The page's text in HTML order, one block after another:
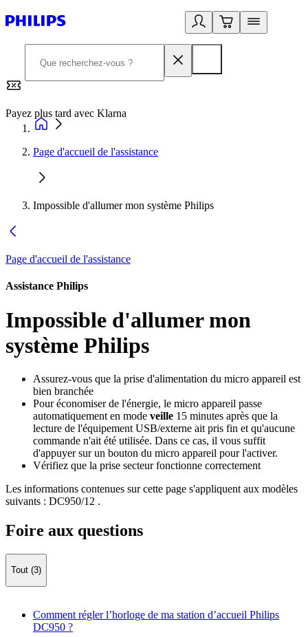
Payez plus tard avec Klarna
Page d'accueil de l'assistance
Impossible d'allumer mon système Philips
Page d'accueil de l'assistance
Assistance Philips
Impossible d'allumer mon
système Philips
Assurez-vous que la prise d'alimentation du micro appareil est
bien branchée
Pour économiser de l'énergie, le micro appareil passe
automatiquement en mode veille 15 minutes après que la
lecture de l'équipement USB/externe ait pris fin et qu'aucune
commande n'ait été utilisée. Dans ce cas, il vous suffit
d'appuyer sur un bouton du micro appareil pour l'activer.
Vérifiez que la prise secteur fonctionne correctement
Les informations contenues sur cette page s'appliquent aux modèles
suivants : DC950/12 .
Foire aux questions
Tout (3)
Comment régler l’horloge de ma station d’accueil Philips
DC950 ?